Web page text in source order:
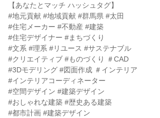
【あなたとマッチ ハッシュタグ】
#地元貢献 #地域貢献 #群馬県 #太田
#住宅メーカー #不動産 #建築
#住宅デザイナー #まちづくり
#文系 #理系 #リユース #サステナブル
#クリエイティブ #ものづくり ＃CAD
#3Dモデリング #図面作成 ＃インテリア
#インテリアコーディネーター
#空間デザイン #建築デザイン
#おしゃれな建築 #歴史ある建築
#都市計画 #建築デザイン